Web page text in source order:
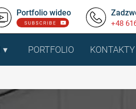
Portfolio wideo
+48
PORTFOLIO KONTAKTY